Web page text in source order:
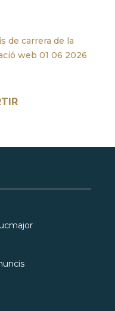
de carrera de la
web 01 06 2026